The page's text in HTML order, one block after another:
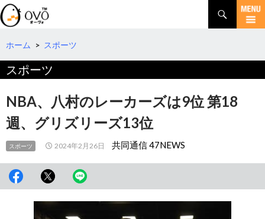
検
索
コ
テ
へ
移
動
ホーム > スポーツ
スポーツ
NBA、八村のレーカーズは9位 第18
週、グリズリーズ13位
スポーツ 2024年2月26日 共同通信 47NEWS